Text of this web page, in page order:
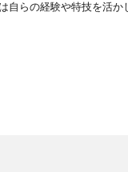
自らの経験や特技を活